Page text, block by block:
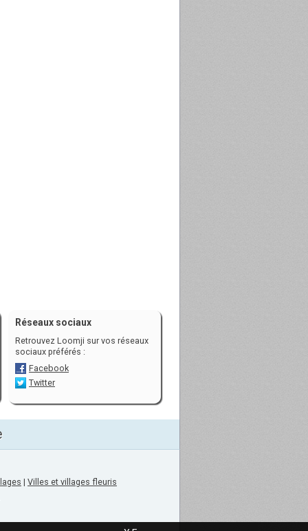
Réseaux sociaux
Retrouvez Loomji sur vos réseaux
sociaux préférés :
Facebook
Twitter
| Villes et villages fleuris